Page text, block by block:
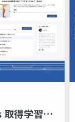
得学習会